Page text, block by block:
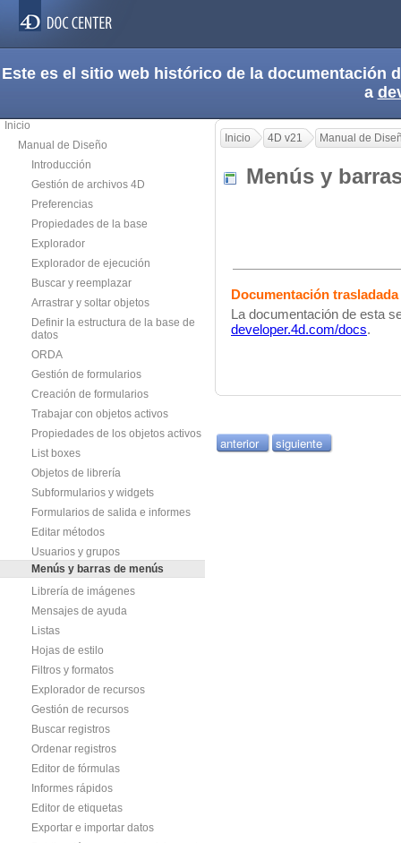
Este es el sitio web histórico de la documentación
a
Inicio
Manual de Diseño
Introducción
Gestión de archivos 4D
Preferencias
Propiedades de la base
Explorador
Explorador de ejecución
Buscar y reemplazar
Arrastrar y soltar objetos
Definir la estructura de la base de
datos
ORDA
Gestión de formularios
Creación de formularios
Trabajar con objetos activos
Propiedades de los objetos activos
List boxes
Objetos de librería
Subformularios y widgets
Formularios de salida e informes
Editar métodos
Usuarios y grupos
Menús y barras de menús
Librería de imágenes
Mensajes de ayuda
Listas
Hojas de estilo
Filtros y formatos
Explorador de recursos
Gestión de recursos
Buscar registros
Ordenar registros
Editor de fórmulas
Informes rápidos
Editor de etiquetas
Exportar e importar datos
Inicio 4D v21 Manual de
Menús y
Documentación trasladada
La documentación de esta
developer.4d.com/docs.
anterior siguiente